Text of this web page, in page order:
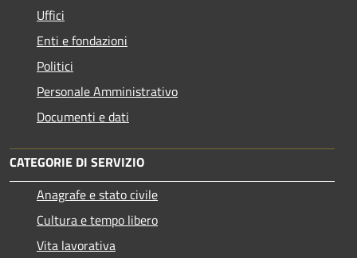
Uffici
Enti e fondazioni
Politici
Personale Amministrativo
Documenti e dati
CATEGORIE DI SERVIZIO
Anagrafe e stato civile
Cultura e tempo libero
Vita lavorativa